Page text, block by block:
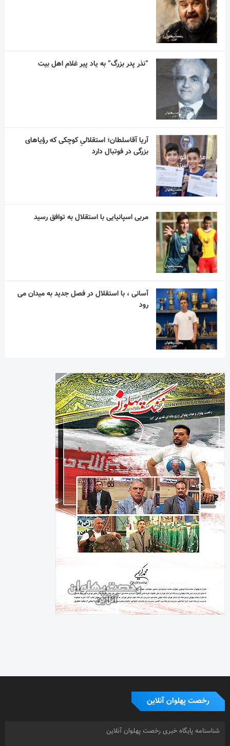
“نذر پدر بزرگ” به یاد پیر غلام اهل بیت
آریا آقاسلطان؛ استقلالیِ کوچکی که رؤیاهای
بزرگی در فوتبال دارد
مربی اسپانیایی با استقلال به توافق رسید
آسانی ، با استقلال در فصل جدید به میدان می
رود
رخصت پهلوان آنلاین
شناسنامه پایگاه خبری رخصت پهلوان آنلاین